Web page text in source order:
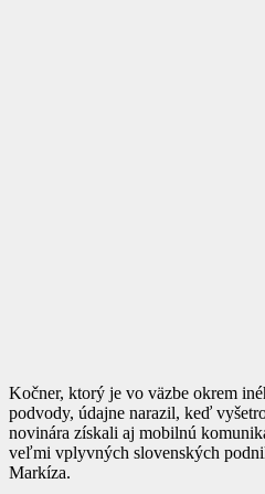
Kočner, ktorý je vo väzbe okrem
podvody, údajne narazil, keď
novinára získali aj mobilnú
veľmi vplyvných slovenských
Markíza.